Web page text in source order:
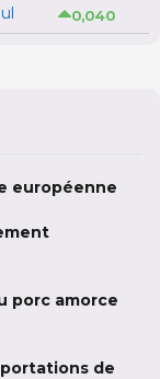
0,040
européenne
porc amorce
de